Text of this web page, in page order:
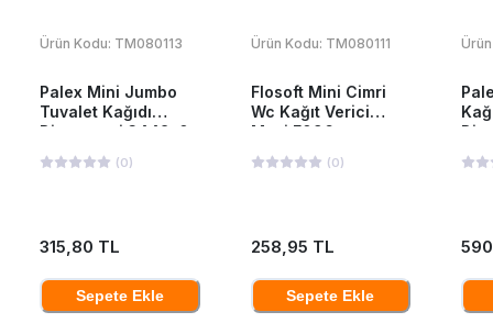
Ürün Kodu: TM080113
Palex Mini Jumbo
Tuvalet Kağıdı
Dispenseri 3448-0
(0)
315,80 TL
Sepete Ekle
Ürün Kodu: TM080111
Flosoft Mini Cimri
Wc Kağıt Verici
Mavi F096
(0)
258,95 TL
Sepete Ekle